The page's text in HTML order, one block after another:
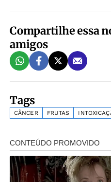
Compartilhe essa
amigos
Tags
CÂNCER FRUTAS